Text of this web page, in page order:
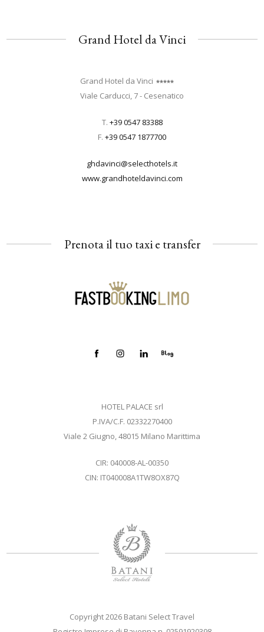
Grand Hotel da Vinci
Grand Hotel da Vinci
Viale Carducci, 7 - Cesenatico
T. +39 0547 83388
F. +39 0547 1877700
ghdavinci@selecthotels.it
www.grandhoteldavinci.com
Prenota il tuo taxi e transfer
HOTEL PALACE srl
P.IVA/C.F. 02332270400
Viale 2 Giugno, 48015 Milano Marittima
CIR: 040008-AL-00350
CIN: IT040008A1TW8OX87Q
Copyright 2026 Batani Select Travel